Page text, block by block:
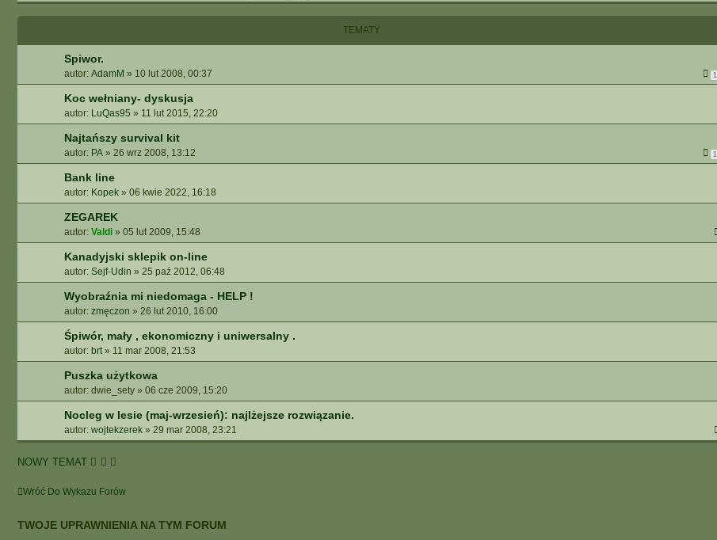
A
A
A
N
S
O
W
A
E
TEMATY
Spiwor.
autor: AdamM » 10 lut 2008, 00:37 1
Koc wełniany- dyskusja
autor: LuQas95 » 11 lut 2015, 22:20
Najtańszy survival kit
autor: PA » 26 wrz 2008, 13:12 1
Bank line
autor: Kopek » 06 kwie 2022, 16:18
ZEGAREK
autor: Valdi » 05 lut 2009, 15:48
Kanadyjski sklepik on-line
autor: Sejf-Udin » 25 paź 2012, 06:48
Wyobraźnia mi niedomaga - HELP !
autor: zmęczon » 26 lut 2010, 16:00
Śpiwór, mały , ekonomiczny i uniwersalny .
autor: brt» 11 mar 2008, 21:53
Puszka użytkowa
autor: dwie_sety » 06 cze 2009, 15:20
Nocleg w lesie (maj-wrzesień): najlżejsze rozwiązanie.
autor: wojtekzerek » 29 mar 2008, 23:21
NOWY TEMAT
Wróć Do Wykazu Forów
TWOJE UPRAWNIENIA NA TYM FORUM